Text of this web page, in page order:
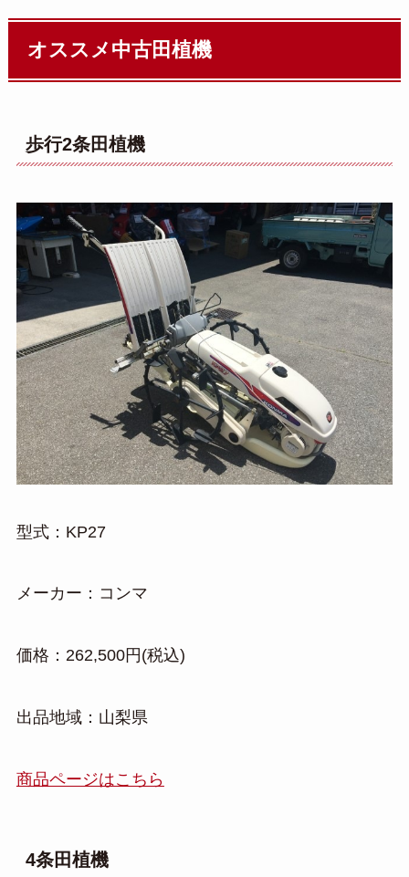
オススメ中古田植機
歩行2条田植機
型式：KP27
メーカー：コンマ
価格：262,500円(税込)
出品地域：山梨県
商品ページはこちら
4条田植機